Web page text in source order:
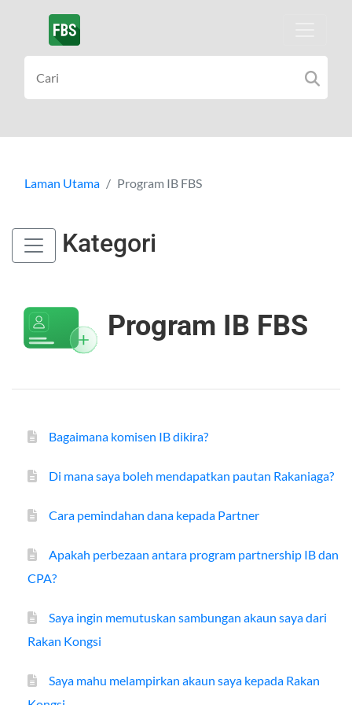
Laman Utama Program IB FBS
Kategori
Program IB FBS
Bagaimana komisen IB dikira?
Di mana saya boleh mendapatkan pautan Rakaniaga?
Cara pemindahan dana kepada Partner
Apakah perbezaan antara program partnership IB dan
CPA?
Saya ingin memutuskan sambungan akaun saya dari
Rakan Kongsi
Saya mahu melampirkan akaun saya kepada Rakan